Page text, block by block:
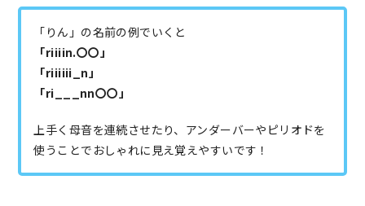
「りん」の名前の例でいくと
「riiiin.〇〇」
「riiiiii_n」
「ri___nn〇〇」
上手く母音を連続させたり、アンダーバーやピリオドを
使うことでおしゃれに見え覚えやすいです！